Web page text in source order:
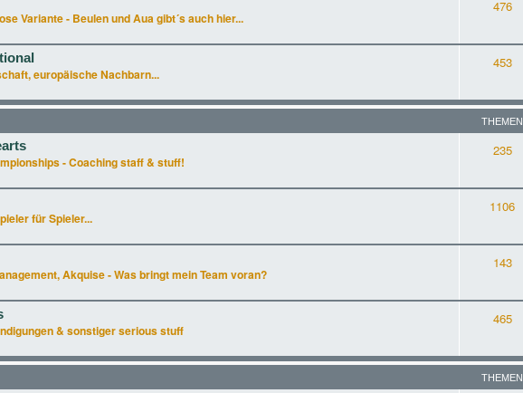
Variante - Beulen und Aua gibt´s auch hier...
476
europäische Nachbarn...
453
THEMEN
- Coaching staff & stuff!
235
für Spieler...
1106
Akquise - Was bringt mein Team voran?
143
& sonstiger serious stuff
465
THEMEN